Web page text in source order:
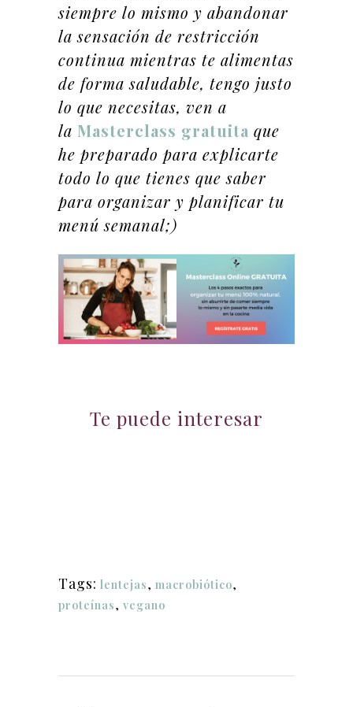
siempre lo mismo y abandonar
la sensación de restricción
continua mientras te alimentas
de forma saludable, tengo justo
lo que necesitas, ven a
la Masterclass gratuita que
he preparado para explicarte
todo lo que tienes que saber
para organizar y planificar tu
menú semanal;)
Te puede interesar
Tags: lentejas, macrobiótico,
proteínas, vegano